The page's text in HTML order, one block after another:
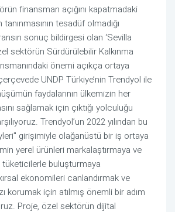
finansman açığını kapatmadaki
tesadüf olmadığı
sonuç bildirgesi olan ‘Sevilla
sektörün Sürdürülebilir Kalkınma
önemi açıkça ortaya
UNDP Türkiye’nin Trendyol ile
faydalarının ülkemizin her
sağlamak için çıktığı yolculuğu
Trendyol’un 2022 yılından bu
girişimiyle olağanüstü bir iş ortaya
yerel ürünleri markalaştırmaya ve
tüketicilerle buluşturmaya
ekonomileri canlandırmak ve
korumak için atılmış önemli bir adım
Proje, özel sektörün dijital